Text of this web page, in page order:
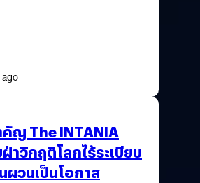
คัญ The INTANIA
าวิกฤติโลกไร้ระเบียบ
ผวนเป็นโอกาส